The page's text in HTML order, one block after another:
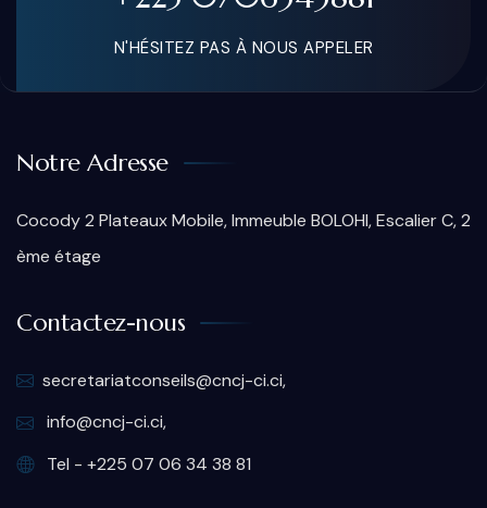
N'HÉSITEZ PAS À NOUS APPELER
Notre Adresse
Cocody 2 Plateaux Mobile, Immeuble BOLOHI, Escalier C, 2
ème étage
Contactez-nous
secretariatconseils@cncj-ci.ci,
info@cncj-ci.ci,
Tel - +225 07 06 34 38 81